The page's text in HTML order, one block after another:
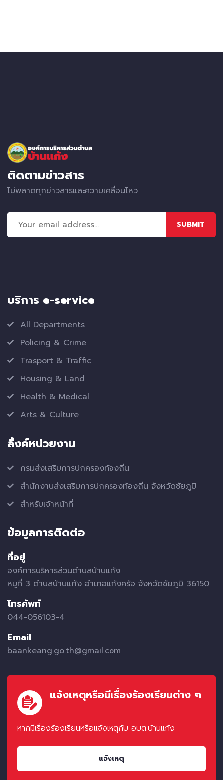
ติดตามข่าวสาร
ไม่พลาดทุกข่าวสารและความเคลื่อนไหว
SUBMIT
บริการ e-service
All Departments
Policing & Crime
Trasport & Traffic
Housing & Land
Health & Medical
Arts & Culture
ลิ้งค์หน่วยงาน
กรมส่งเสริมการปกครองท้องถิ่น
สำนักงานส่งเสริมการปกครองท้องถิ่น จังหวัดชัยภูมิ
สำหรับเจ้าหน้าที่
ข้อมูลการติดต่อ
ที่อยู่
องค์การบริหารส่วนตำบลบ้านแก้ง
หมูที่ 3 ตำบลบ้านแก้ง อำเภอแก้งคร้อ จังหวัดชัยภูมิ 36150
โทรศัพท์
044-056103-4
Email
baankeang.go.th@gmail.com
แจ้งเหตุหรือมีเรื่องร้องเรียนต่าง ๆ
หากมีเรื่องร้องเรียนหรือแจ้งเหตุกับ อบต.บ้านแก้ง
แจ้งเหตุ